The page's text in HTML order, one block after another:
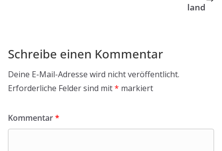
land
Schreibe einen Kommentar
Deine E-Mail-Adresse wird nicht veröffentlicht.
Erforderliche Felder sind mit* markiert
Kommentar*